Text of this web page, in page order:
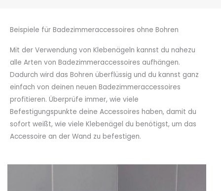
Beispiele für Badezimmeraccessoires ohne Bohren
Mit der Verwendung von Klebenägeln kannst du nahezu
alle Arten von Badezimmeraccessoires aufhängen.
Dadurch wird das Bohren überflüssig und du kannst ganz
einfach von deinen neuen Badezimmeraccessoires
profitieren. Überprüfe immer, wie viele
Befestigungspunkte deine Accessoires haben, damit du
sofort weißt, wie viele Klebenägel du benötigst, um das
Accessoire an der Wand zu befestigen.